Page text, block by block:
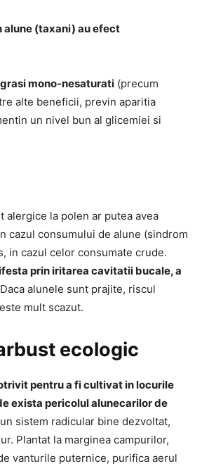
alune (taxani) au efect
mono-nesaturati (precum
alte beneficii, previn aparitia
un nivel bun al glicemiei si
alergice la polen ar putea avea
cazul consumului de alune (sindrom
in cazul celor consumate crude.
prin iritarea cavitatii bucale, a
alunele sunt prajite, riscul
mult scazut.
ecologic
pentru a fi cultivat in locurile
exista pericolul alunecarilor de
sistem radicular bine dezvoltat,
Plantat la marginea campurilor,
vanturile puternice, purifica aerul